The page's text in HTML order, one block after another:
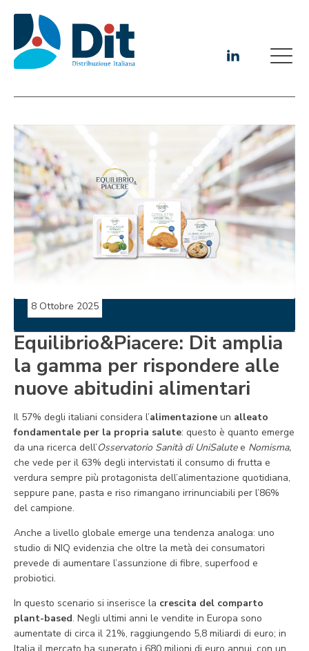
8 Ottobre 2025
Equilibrio&Piacere: Dit amplia
la gamma per rispondere alle
nuove abitudini alimentari
Il 57% degli italiani considera l’alimentazione un alleato
fondamentale per la propria salute: questo è quanto emerge
da una ricerca dell’Osservatorio Sanità di UniSalutee Nomisma,
che vede per il 63% degli intervistati il consumo di frutta e
verdura sempre più protagonista dell’alimentazione quotidiana,
seppure pane, pasta e riso rimangano irrinunciabili per l’86%
del campione.
Anche a livello globale emerge una tendenza analoga: uno
studio di NIQ evidenzia che oltre la metà dei consumatori
prevede di aumentare l’assunzione di fibre, superfood e
probiotici.
In questo scenario si inserisce la crescita del comparto
plant-based. Negli ultimi anni le vendite in Europa sono
aumentate di circa il 21%, raggiungendo 5,8 miliardi di euro; in